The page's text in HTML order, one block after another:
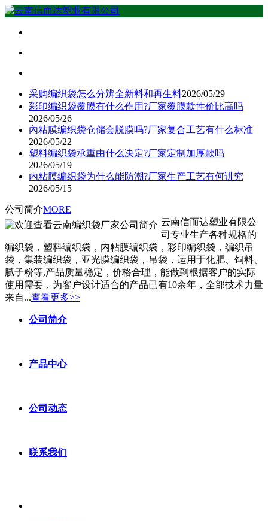
采购编织袋怎么分辨全新料和再生料2026/05/29
彩印编织袋覆膜有什么作用?厂家覆膜款性价比高吗
2026/05/26
內粘膜编织袋仓储会脱膜吗?厂家复合工艺有什么标准
2026/05/22
塑料编织袋承重由什么决定?厂家定制加厚款吗
2026/05/19
内粘膜编织袋为什么能防潮?厂家生产工艺有何讲究
2026/05/15
公司简介MORE
云南信而达塑业有限公
司专业生产各种规格的
编织袋，塑料编织袋，内粘膜编织袋，彩印编织袋，编织吊
袋，集装编织袋，亚光膜编织袋，吊袋，运用于化肥、饲料、
腻子粉等,产品质量稳定，价格合理，能做到根据客户的实际
使用需要，为客户设计适合的产品已有10余年，全部技术力量
来自...查看更多>>
公司简介
产品中心
公司动态
联系我们